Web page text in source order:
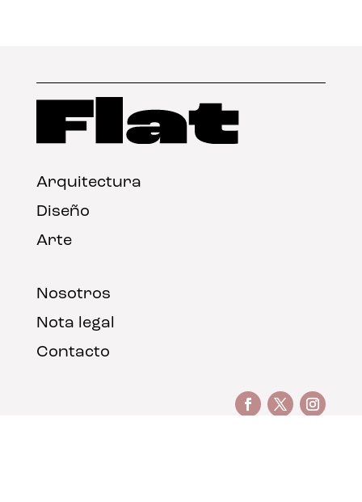
Arquitectura
Diseño
Arte
Nosotros
Nota legal
Contacto